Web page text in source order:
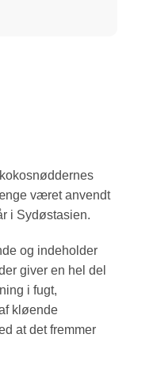
været anvendt
i Sydøstasien.
og indeholder
giver en hel del
i fugt,
kløende
at det fremmer